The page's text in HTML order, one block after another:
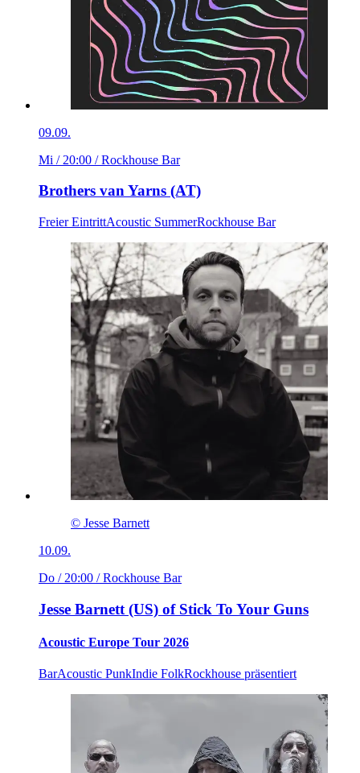
09.09.
Mi / 20:00 / Rockhouse Bar
Brothers van Yarns (AT)
Freier EintrittAcoustic SummerRockhouse Bar
© Jesse Barnett
10.09.
Do / 20:00 / Rockhouse Bar
Jesse Barnett (US) of Stick To Your Guns
Acoustic Europe Tour 2026
BarAcoustic PunkIndie FolkRockhouse präsentiert